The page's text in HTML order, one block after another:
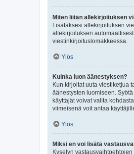
Miten liitän allekirjoituksen
Lisätäksesi allekirjoituksen
allekirjoituksen
viestinkirjoituslomakkeessa.
Ylös
Kuinka luon äänestyksen?
Kun kirjoitat uuta viestiketjua
äänestysten luomiseen.
käyttäjät voivat valita
viimeisenä voit antaa
Ylös
Miksi en voi lisätä
Kyselyn